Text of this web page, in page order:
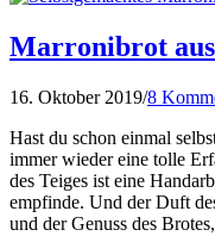
Marronibrot
16. Oktober 2019/8
Hast du schon einmal
immer wieder eine tolle
des Teiges ist eine
empfinde. Und der Duft
und der Genuss des